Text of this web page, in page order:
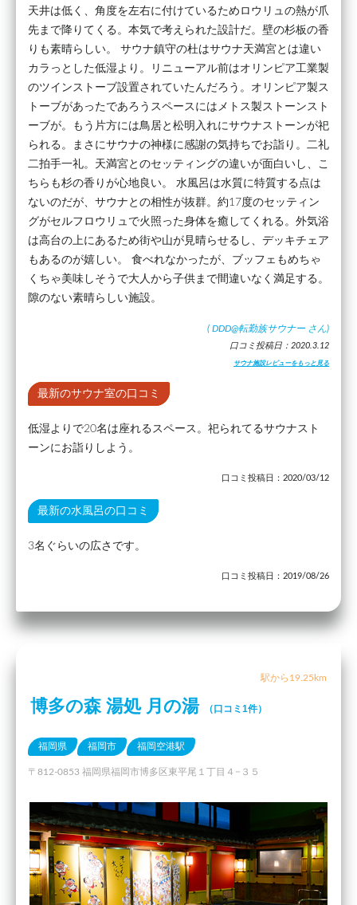
天井は低く、角度を左右に付けているためロウリュの熱が爪
先まで降りてくる。本気で考えられた設計だ。壁の杉板の香
りも素晴らしい。 サウナ鎮守の杜はサウナ天満宮とは違い
カラっとした低湿より。リニューアル前はオリンピア工業製
のツインストーブ設置されていたんだろう。オリンピア製ス
トーブがあったであろうスペースにはメトス製ストーンスト
ーブが。もう片方には鳥居と松明入れにサウナストーンが祀
られる。まさにサウナの神様に感謝の気持ちでお詣り。二礼
二拍手一礼。天満宮とのセッティングの違いが面白いし、こ
ちらも杉の香りが心地良い。 水風呂は水質に特質する点は
ないのだが、サウナとの相性が抜群。約17度のセッティン
グがセルフロウリュで火照った身体を癒してくれる。外気浴
は高台の上にあるため街や山が見晴らせるし、デッキチェア
もあるのが嬉しい。 食べれなかったが、ブッフェもめちゃ
くちゃ美味しそうで大人から子供まで間違いなく満足する。
隙のない素晴らしい施設。
( DDD@転勤族サウナー さん)
口コミ投稿日：2020.3.12
サウナ施設レビューをもっと見る
最新のサウナ室の口コミ
低湿よりで20名は座れるスペース。祀られてるサウナスト
ーンにお詣りしよう。
口コミ投稿日：2020/03/12
最新の水風呂の口コミ
3名ぐらいの広さです。
口コミ投稿日：2019/08/26
駅から19.25km
博多の森 湯処 月の湯 （口コミ1件）
福岡県 福岡市 福岡空港駅
〒812-0853 福岡県福岡市博多区東平尾１丁目４−３５